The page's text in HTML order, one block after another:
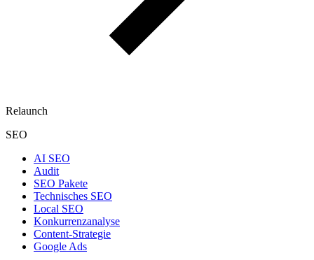
Relaunch
SEO
AI SEO
Audit
SEO Pakete
Technisches SEO
Local SEO
Konkurrenzanalyse
Content-Strategie
Google Ads